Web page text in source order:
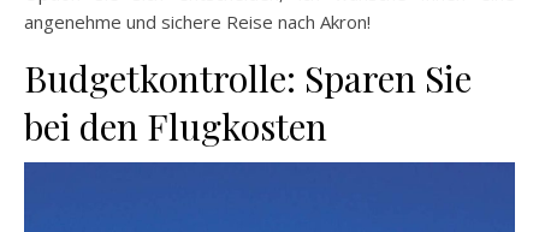
angenehme und sichere Reise nach Akron!
Budgetkontrolle: Sparen Sie
bei den Flugkosten